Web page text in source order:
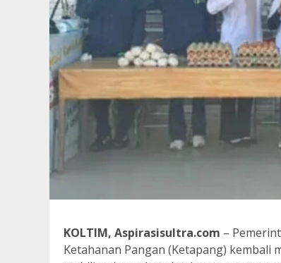
KOLTIM, Aspirasisultra.com –
Ketahanan Pangan (Ketapang) kembali